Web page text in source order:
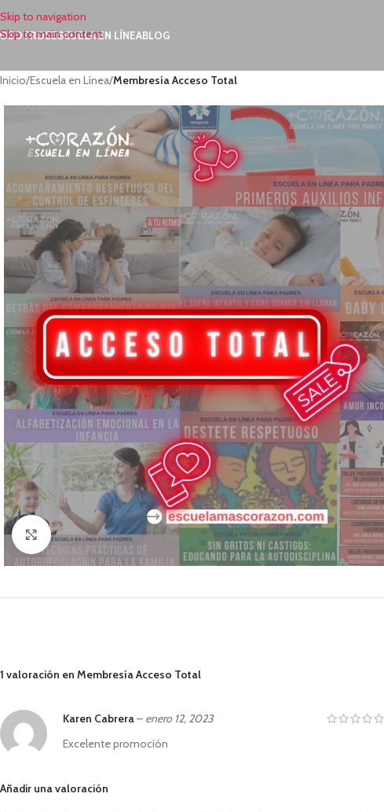
Skip to navigation
Skip to main content
ESCUELA EN LÍNEABLOG
Inicio/Escuela en Línea/Membresía Acceso Total
Click para agrandar
1 valoración en Membresía Acceso Total
Karen Cabrera– enero 12, 2023
Excelente promoción
Añadir una valoración